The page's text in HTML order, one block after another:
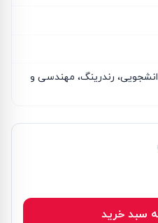
رندرینگ، مهندسی و
سبد خرید